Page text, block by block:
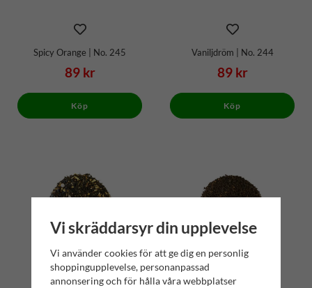
Spicy Orange | No. 245
89 kr
Köp
Vaniljdröm | No. 244
89 kr
Köp
Vi skräddarsyr din upplevelse
Vi använder cookies för att ge dig en personlig
shoppingupplevelse, personanpassad
annonsering och för hålla våra webbplatser